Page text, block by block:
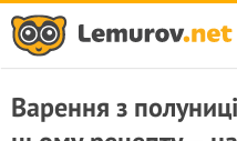
Варення з